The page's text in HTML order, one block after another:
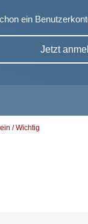
ein
Jetzt
/ Wichtig